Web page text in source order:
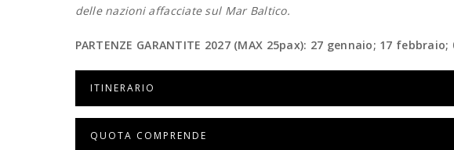
delle nazioni affacciate sul Mar Baltico.
PARTENZE GARANTITE 2027 (MAX 25pax): 27 gennaio; 17
ITINERARIO
QUOTA COMPRENDE